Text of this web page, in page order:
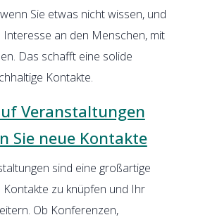
Sie etwas nicht wissen, und
Interesse an den Menschen, mit
Das schafft eine solide
Kontakte.
Veranstaltungen
Sie neue Kontakte
sind eine großartige
Kontakte zu knüpfen und Ihr
Ob Konferenzen,